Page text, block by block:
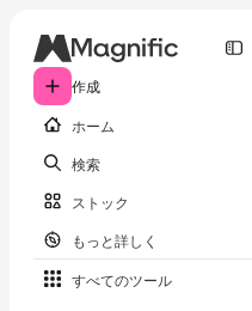
作成
ホーム
検索
ストック
もっと詳しく
すべてのツール